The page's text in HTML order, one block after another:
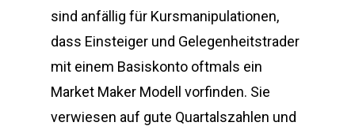
sind anfällig für Kursmanipulationen,
dass Einsteiger und Gelegenheitstrader
mit einem Basiskonto oftmals ein
Market Maker Modell vorfinden. Sie
verwiesen auf gute Quartalszahlen und